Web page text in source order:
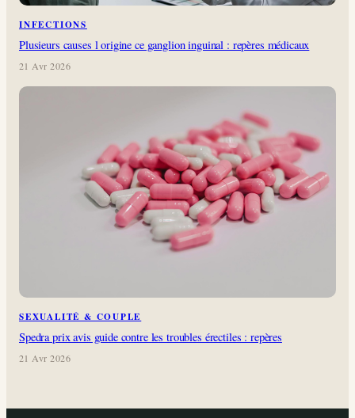
INFECTIONS
Plusieurs causes l origine ce ganglion inguinal : repères médicaux
21 Avr 2026
SEXUALITÉ & COUPLE
Spedra prix avis guide contre les troubles érectiles : repères
21 Avr 2026